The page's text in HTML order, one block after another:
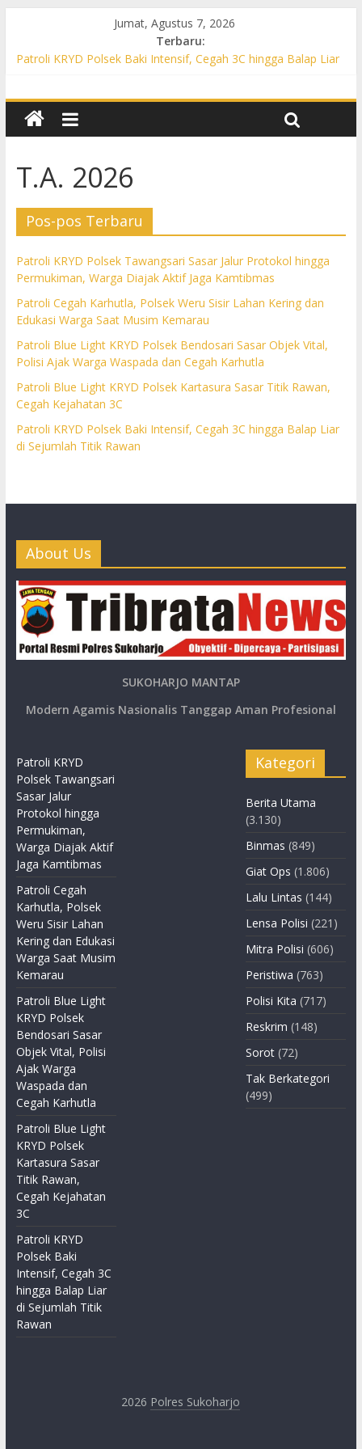
Jumat, Agustus 7, 2026
Terbaru:
Patroli KRYD Polsek Baki Intensif, Cegah 3C hingga Balap Liar
Permukiman, Warga Diajak Aktif Jaga Kamtibmas
Patroli Cegah Karhutla, Polsek Weru Sisir Lahan Kering dan
Patroli Blue Light KRYD Polsek Bendosari Sasar Objek Vital,
Polisi Ajak Warga Waspada dan Cegah Karhutla
Cegah Kejahatan 3C
T.A. 2026
Pos-pos Terbaru
Patroli KRYD Polsek Tawangsari Sasar Jalur Protokol hingga
Permukiman, Warga Diajak Aktif Jaga Kamtibmas
Patroli Cegah Karhutla, Polsek Weru Sisir Lahan Kering dan
Edukasi Warga Saat Musim Kemarau
Patroli Blue Light KRYD Polsek Bendosari Sasar Objek Vital,
Polisi Ajak Warga Waspada dan Cegah Karhutla
Patroli Blue Light KRYD Polsek Kartasura Sasar Titik Rawan,
Cegah Kejahatan 3C
Patroli KRYD Polsek Baki Intensif, Cegah 3C hingga Balap Liar
di Sejumlah Titik Rawan
About Us
SUKOHARJO MANTAP
Modern Agamis Nasionalis Tanggap Aman Profesional
Patroli KRYD
Polsek Tawangsari
Sasar Jalur
Protokol hingga
Permukiman,
Warga Diajak Aktif
Jaga Kamtibmas
Patroli Cegah
Karhutla, Polsek
Weru Sisir Lahan
Kering dan Edukasi
Warga Saat Musim
Kemarau
Patroli Blue Light
KRYD Polsek
Bendosari Sasar
Objek Vital, Polisi
Ajak Warga
Waspada dan
Cegah Karhutla
Patroli Blue Light
KRYD Polsek
Kartasura Sasar
Titik Rawan,
Cegah Kejahatan
3C
Patroli KRYD
Polsek Baki
Intensif, Cegah 3C
hingga Balap Liar
di Sejumlah Titik
Rawan
Kategori
Berita Utama
(3.130)
Binmas (849)
Giat Ops (1.806)
Lalu Lintas (144)
Lensa Polisi (221)
Mitra Polisi (606)
Peristiwa (763)
Polisi Kita (717)
Reskrim (148)
Sorot (72)
Tak Berkategori
(499)
2026 Polres Sukoharjo